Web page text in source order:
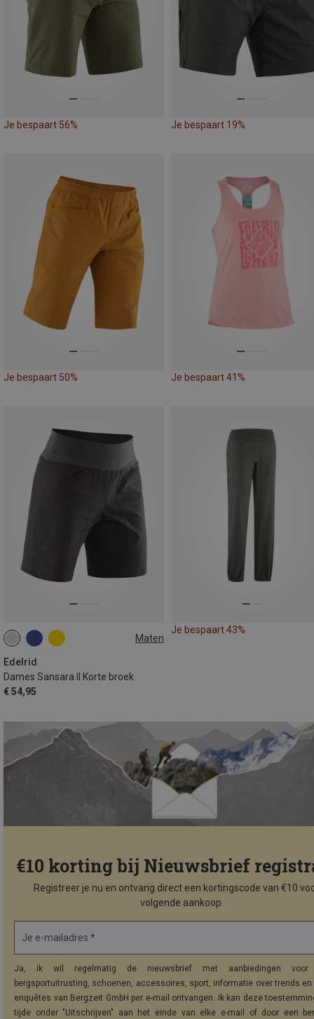
Je bespaart 56% Je bespaart 19%
Je bespaart 50% Je bespaart 41%
Maten
Edelrid
Dames Sansara II Korte broek
€ 54,95
XS L XL
Je bespaart 43%
€10 korting bij Nieuwsbrief
Registreer je nu en ontvang direct een kortingscode van €10
volgende aankoop.
Je e-mailadres *
Ja, ik wil regelmatig de nieuwsbrief met aanbiedingen voor
bergsportuitrusting, schoenen, accessoires, sport, informatie over trends
enquêtes van Bergzeit GmbH per e-mail ontvangen. Ik kan deze
tijde onder "Uitschrijven" aan het einde van elke e-mail of door een